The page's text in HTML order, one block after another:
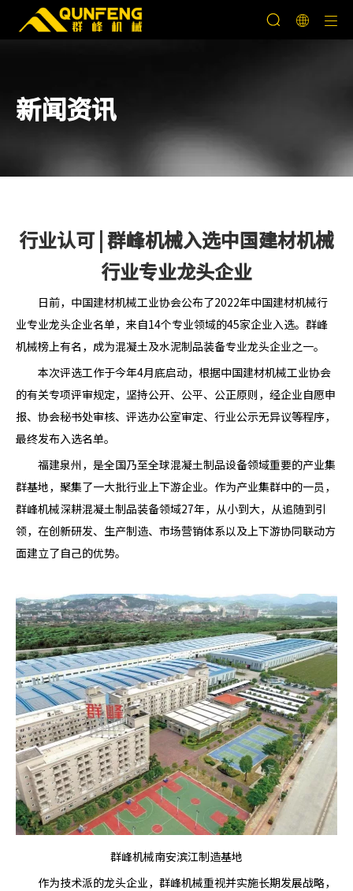
新闻资讯
行业认可 | 群峰机械入选中国建材机械
行业专业龙头企业
日前，中国建材机械工业协会公布了2022年中国建材机械行
业专业龙头企业名单，来自14个专业领域的45家企业入选。群峰
机械榜上有名，成为混凝土及水泥制品装备专业龙头企业之一。
本次评选工作于今年4月底启动，根据中国建材机械工业协会
的有关专项评审规定，坚持公开、公平、公正原则，经企业自愿申
报、协会秘书处审核、评选办公室审定、行业公示无异议等程序，
最终发布入选名单。
福建泉州，是全国乃至全球混凝土制品设备领域重要的产业集
群基地，聚集了一大批行业上下游企业。作为产业集群中的一员，
群峰机械深耕混凝土制品装备领域27年，从小到大，从追随到引
领，在创新研发、生产制造、市场营销体系以及上下游协同联动方
面建立了自己的优势。
群峰机械南安滨江制造基地
作为技术派的龙头企业，群峰机械重视并实施长期发展战略，